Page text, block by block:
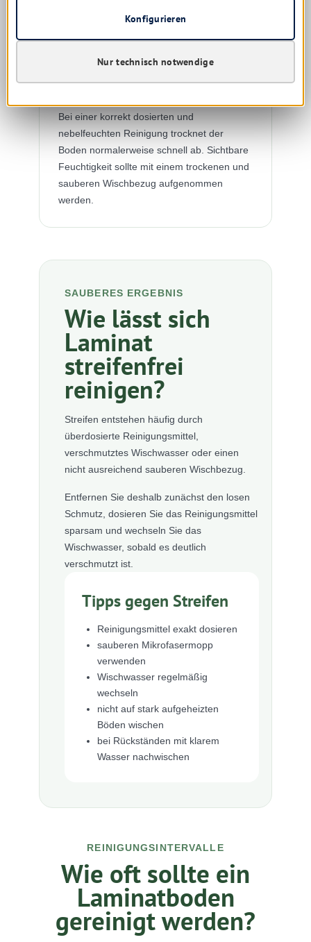
5
Trocknen lassen oder
Bei einer korrekt dosierten und
nebelfeuchten Reinigung trocknet der
Boden normalerweise schnell ab. Sichtbare
Feuchtigkeit sollte mit einem trockenen und
sauberen Wischbezug aufgenommen
werden.
SAUBERES ERGEBNIS
Wie lässt sich
Laminat
streifenfrei
reinigen?
Streifen entstehen häufig durch
überdosierte Reinigungsmittel,
verschmutztes Wischwasser oder einen
nicht ausreichend sauberen Wischbezug.
Entfernen Sie deshalb zunächst den losen
Schmutz, dosieren Sie das Reinigungsmittel
sparsam und wechseln Sie das
Wischwasser, sobald es deutlich
verschmutzt ist.
Tipps gegen Streifen
Reinigungsmittel exakt dosieren
sauberen Mikrofasermopp
verwenden
Wischwasser regelmäßig
wechseln
nicht auf stark aufgeheizten
Böden wischen
bei Rückständen mit klarem
Wasser nachwischen
REINIGUNGSINTERVALLE
Wie oft sollte ein
Laminatboden
gereinigt werden?
Nur technisch notwendige
Konfigurieren